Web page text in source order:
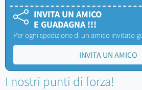
INVITA UN AMICO
E GUADAGNA !!!
Per ogni spedizione di un amico invitato
INVITA UN AMICO
I nostri punti di forza!